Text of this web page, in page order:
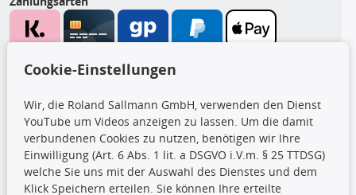
CARAT Gruppe
Cookie-Einstellungen
Wir, die Roland Sallmann GmbH, verwenden den Dienst
YouTube um Videos anzeigen zu lassen. Um die damit
verbundenen Cookies zu nutzen, benötigen wir Ihre
Einwilligung (Art. 6 Abs. 1 lit. a DSGVO i.V.m. § 25 TTDSG)
welche Sie uns mit der Auswahl des Dienstes und dem
Klick Speichern erteilen. Sie können Ihre erteilte